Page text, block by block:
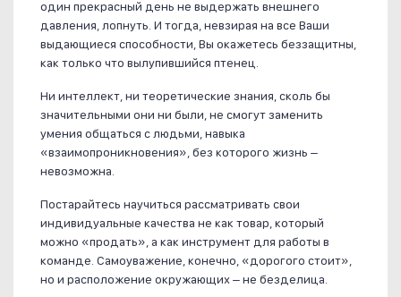
один прекрасный день не выдержать внешнего
давления, лопнуть. И тогда, невзирая на все Ваши
выдающиеся способности, Вы окажетесь беззащитны,
как только что вылупившийся птенец.
Ни интеллект, ни теоретические знания, сколь бы
значительными они ни были, не смогут заменить
умения общаться с людьми, навыка
«взаимопроникновения», без которого жизнь –
невозможна.
Постарайтесь научиться рассматривать свои
индивидуальные качества не как товар, который
можно «продать», а как инструмент для работы в
команде. Самоуважение, конечно, «дорогого стоит»,
но и расположение окружающих – не безделица.